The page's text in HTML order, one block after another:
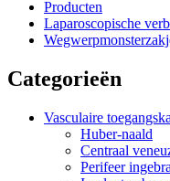
Producten
Laparoscopische
Categorieën
Vasculaire
Huber-naald
Centraal
Perifeer